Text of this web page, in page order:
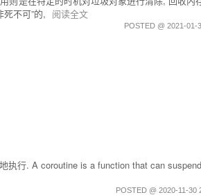
不可”的, 阅读全文
POSTED @ 2021-01-
执行. A coroutine is a function that can
POSTED @ 2020-11-30